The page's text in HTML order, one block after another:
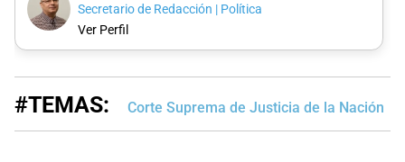
Secretario de Redacción | Política
Ver Perfil
#TEMAS: Corte Suprema de Justicia de la Nación